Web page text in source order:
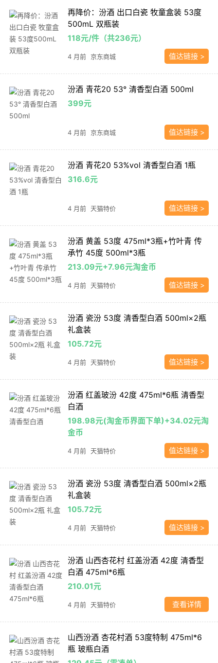
再降价：汾酒 出口白瓷 牧童盒装 53度
500mL 双瓶装
118元/件（共236元）
4 月前 京东商城 值达链接 >
汾酒 青花20 53° 清香型白酒 500ml
399元
4 月前 京东商城 值达链接 >
汾酒 青花20 53%vol 清香型白酒 1瓶
316.6元
4 月前 天猫特价 值达链接 >
汾酒 黄盖 53度 475ml*3瓶+竹叶青 传
承竹 45度 500ml*3瓶
213.09元+7.96元淘金币
4 月前 天猫特价 值达链接 >
汾酒 瓷汾 53度 清香型白酒 500ml×2瓶
礼盒装
105.72元
4 月前 天猫特价 值达链接 >
汾酒 红盖玻汾 42度 475ml*6瓶 清香型
白酒
198.98元(淘金币界面下单)+34.02元淘
金币
4 月前 天猫特价 值达链接 >
汾酒 瓷汾 53度 清香型白酒 500ml×2瓶
礼盒装
105.72元
4 月前 天猫特价 值达链接 >
汾酒 山西杏花村 红盖汾酒 42度 清香型
白酒 475ml*6瓶
210.01元
4 月前 天猫特价 查看详情
山西汾酒 杏花村酒 53度特制 475ml*6
瓶 玻瓶白酒